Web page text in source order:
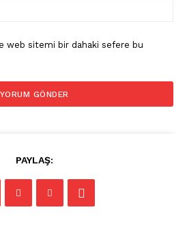
web sitemi bir dahaki sefere bu
PAYLAŞ: